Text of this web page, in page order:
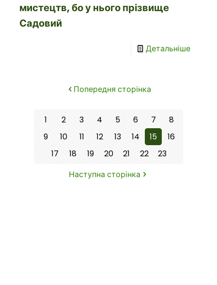
мистецтв, бо у нього прізвище
Садовий
Детальніше
Попередня сторінка
1 2 3 4 5 6 7
8
9
10 11 12 13 14 15
16
17
18 19 20 21 22
23
Наступна сторінка